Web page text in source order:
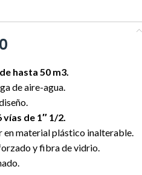
hasta 50 m3.
de aire-agua.
de 1″ 1/2.
material plástico inalterable.
y fibra de vidrio.